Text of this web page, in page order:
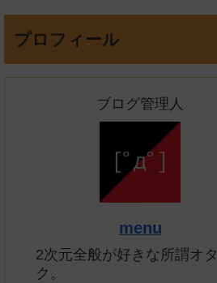
プロフィール
ブログ管理人
menu
2次元全般が好きな所謂オタ
ク。